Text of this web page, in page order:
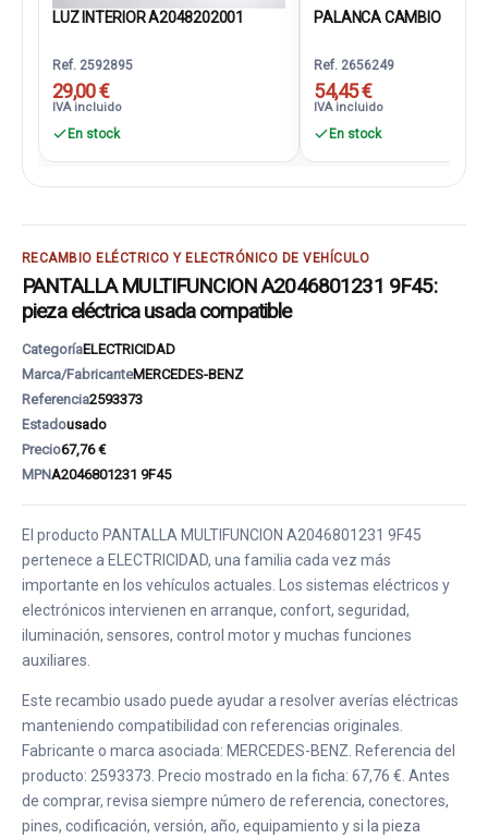
LUZ INTERIOR A2048202001
Ref. 2592895
29,00 €
IVA incluido
En stock
PALANCA CAMBIO
Ref. 2656249
54,45 €
IVA incluido
En stock
RECAMBIO ELÉCTRICO Y ELECTRÓNICO DE VEHÍCULO
PANTALLA MULTIFUNCION A2046801231 9F45:
pieza eléctrica usada compatible
CategoríaELECTRICIDAD
Marca/FabricanteMERCEDES-BENZ
Referencia2593373
Estadousado
Precio67,76 €
MPNA2046801231 9F45
El producto PANTALLA MULTIFUNCION A2046801231 9F45
pertenece a ELECTRICIDAD, una familia cada vez más
importante en los vehículos actuales. Los sistemas eléctricos y
electrónicos intervienen en arranque, confort, seguridad,
iluminación, sensores, control motor y muchas funciones
auxiliares.
Este recambio usado puede ayudar a resolver averías eléctricas
manteniendo compatibilidad con referencias originales.
Fabricante o marca asociada: MERCEDES-BENZ. Referencia del
producto: 2593373. Precio mostrado en la ficha: 67,76 €. Antes
de comprar, revisa siempre número de referencia, conectores,
pines, codificación, versión, año, equipamiento y si la pieza